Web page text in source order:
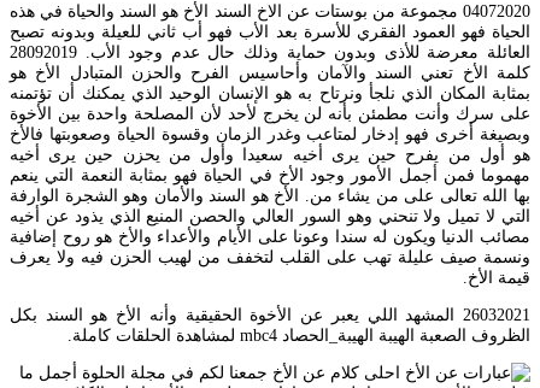
04072020 مجموعة من بوستات عن الاخ السند الأخ هو السند والحياة في هذه
الحياة فهو العمود الفقري للأسرة بعد الأب فهو أب ثاني للعيلة وبدونه تصبح
العائلة معرضة للأذى وبدون حماية وذلك حال عدم وجود الأب. 28092019
كلمة الأخ تعني السند والآمان وأحاسيس الفرح والحزن المتبادل الأخ هو
بمثابة المكان الذي نلجأ ونرتاح به هو الإنسان الوحيد الذي يمكنك أن تؤتمنه
على سرك وأنت مطمئن بأنه لن يخرج لأحد لأن المصلحة واحدة بين الأخوة
وبصيغة أخرى فهو إدخار لمتاعب وغدر الزمان وقسوة الحياة وصعوبتها فالأخ
هو أول من يفرح حين يرى أخيه سعيدا وأول من يحزن حين يرى أخيه
مهموما فمن أجمل الأمور وجود الأخ في الحياة فهو بمثابة النعمة التي ينعم
بها الله تعالى على من يشاء من. الأخ هو السند والأمان وهو الشجرة الوارفة
التي لا تميل ولا تنحني وهو السور العالي والحصن المنيع الذي يذود عن أخيه
مصائب الدنيا ويكون له سندا وعونا على الأيام والأعداء والأخ هو روح إضافية
ونسمة صيف عليلة تهب على القلب لتخفف من لهيب الحزن فيه ولا يعرف
قيمة الأخ.
26032021 المشهد اللي يعبر عن الأخوة الحقيقية وأنه الأخ هو السند بكل
الظروف الصعبة الهيبة الهيبة_الحصاد mbc4 لمشاهدة الحلقات كاملة.